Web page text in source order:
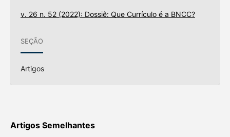
v. 26 n. 52 (2022): Dossiê: Que Currículo é a BNCC?
SEÇÃO
Artigos
Artigos Semelhantes